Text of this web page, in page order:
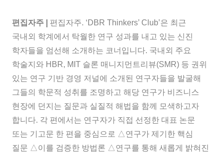
편집자주 |
편집자주. ‘DBR Thinkers’ Club’은 최근
국내외 학계에서 탁월한 연구 성과를 내고 있는 신진
학자들을 엄선해 소개하는 코너입니다. 국내외 주요
학술지와 HBR, MIT 슬론 매니지먼트리뷰(SMR) 등 권위
있는 연구 기반 경영 저널에 소개된 연구자들을 발굴해
그들의 학문적 성취를 조명하고 해당 연구가 비즈니스
현장에 던지는 질문과 실질적 해법을 함께 모색하고자
합니다. 각 편에서는 연구자가 직접 선정한 대표 논문
또는 기고문 한 편을 중심으로 △연구가 제기한 핵심
질문 △이를 검증한 방법론 △연구를 통해 새롭게 밝혀진